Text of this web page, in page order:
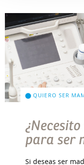
QUIERO SER
para ser
Si deseas ser